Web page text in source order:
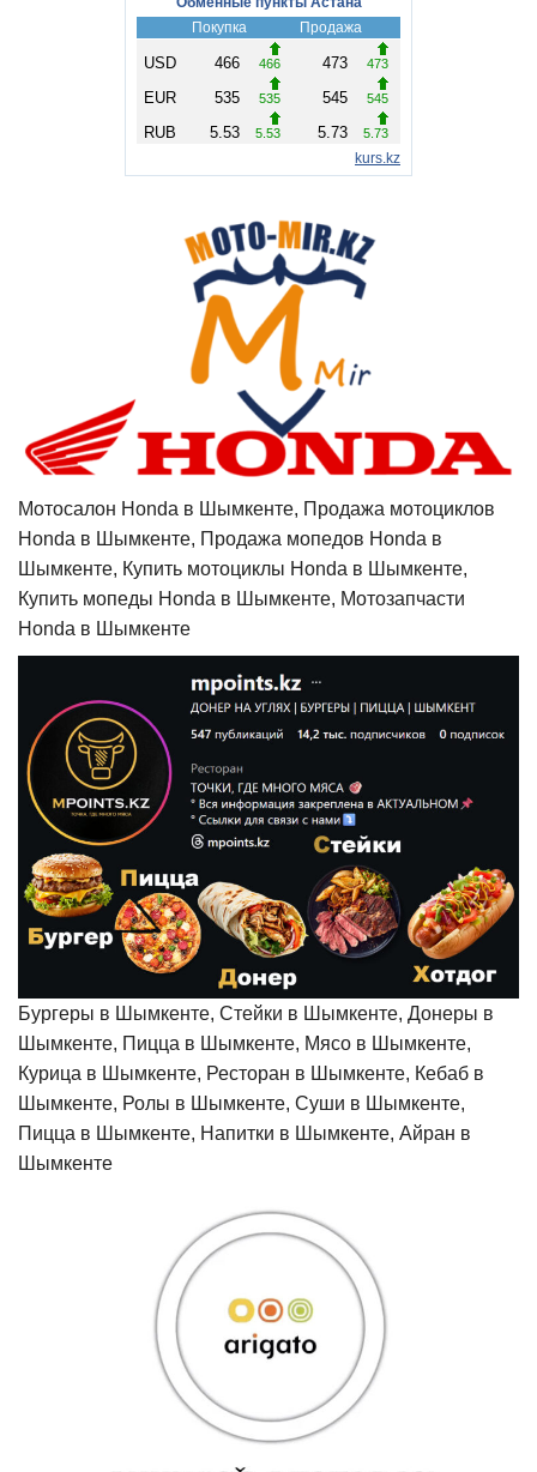
Мотосалон Honda в Шымкенте, Продажа мотоциклов
Honda в Шымкенте, Продажа мопедов Honda в
Шымкенте, Купить мотоциклы Honda в Шымкенте,
Купить мопеды Honda в Шымкенте, Мотозапчасти
Honda в Шымкенте
Бургеры в Шымкенте, Стейки в Шымкенте, Донеры в
Шымкенте, Пицца в Шымкенте, Мясо в Шымкенте,
Курица в Шымкенте, Ресторан в Шымкенте, Кебаб в
Шымкенте, Ролы в Шымкенте, Суши в Шымкенте,
Пицца в Шымкенте, Напитки в Шымкенте, Айран в
Шымкенте